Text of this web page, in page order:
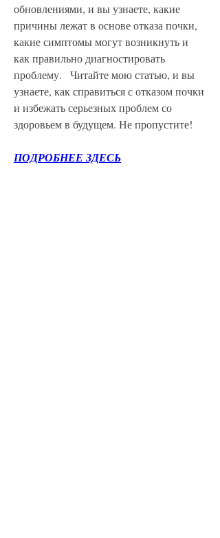
обновлениями, и вы узнаете, какие
причины лежат в основе отказа почки,
какие симптомы могут возникнуть и
как правильно диагностировать
проблему.   Читайте мою статью, и вы
узнаете, как справиться с отказом почки
и избежать серьезных проблем со
здоровьем в будущем. Не пропустите!
ПОДРОБНЕЕ ЗДЕСЬ